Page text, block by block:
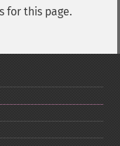
for this page.